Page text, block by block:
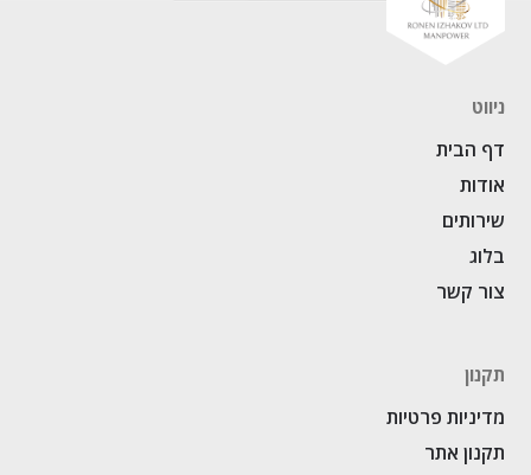
ניווט
דף הבית
אודות
שירותים
בלוג
צור קשר
תקנון
מדיניות פרטיות
תקנון אתר